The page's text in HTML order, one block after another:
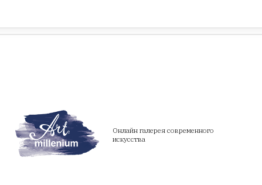
Онлайн галерея современного
искусства